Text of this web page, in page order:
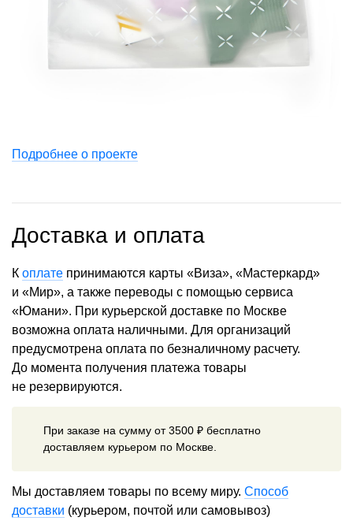
Подробнее о проекте
Доставка и оплата
К оплате принимаются карты «Виза», «Мастеркард»
и «Мир», а также переводы с помощью сервиса
«Юмани». При курьерской доставке по Москве
возможна оплата наличными. Для организаций
предусмотрена оплата по безналичному расчету.
До момента получения платежа товары
не резервируются.
При заказе на сумму от 3500 ₽ бесплатно
доставляем курьером по Москве.
Мы доставляем товары по всему миру. Способ
доставки (курьером, почтой или самовывоз)